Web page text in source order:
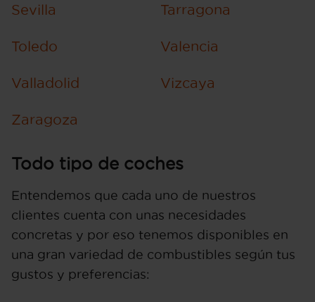
Sevilla Tarragona
Toledo Valencia
Valladolid Vizcaya
Zaragoza
Todo tipo de coches
Entendemos que cada uno de nuestros
clientes cuenta con unas necesidades
concretas y por eso tenemos disponibles en
una gran variedad de combustibles según tus
gustos y preferencias: